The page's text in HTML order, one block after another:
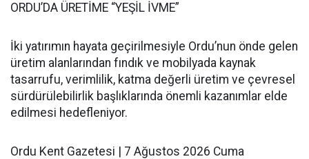
ORDU’DA ÜRETİME “YEŞİL İVME”
İki yatırımın hayata geçirilmesiyle Ordu’nun önde gelen
üretim alanlarından fındık ve mobilyada kaynak
tasarrufu, verimlilik, katma değerli üretim ve çevresel
sürdürülebilirlik başlıklarında önemli kazanımlar elde
edilmesi hedefleniyor.
Ordu Kent Gazetesi | 7 Ağustos 2026 Cuma